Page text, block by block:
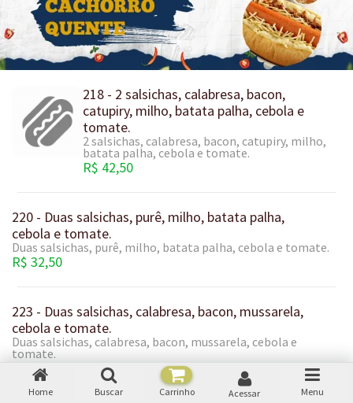
218 - 2 salsichas, calabresa, bacon,
catupiry, milho, batata palha, cebola e
tomate.
2 salsichas, calabresa, bacon, catupiry, milho,
batata palha, cebola e tomate.
R$ 42,50
220 - Duas salsichas, purê, milho, batata palha,
cebola e tomate.
Duas salsichas, purê, milho, batata palha, cebola e tomate.
R$ 32,50
223 - Duas salsichas, calabresa, bacon, mussarela,
cebola e tomate.
Duas salsichas, calabresa, bacon, mussarela, cebola e
tomate.
R$ 32,50
Home Buscar Carrinho Acessar Menu